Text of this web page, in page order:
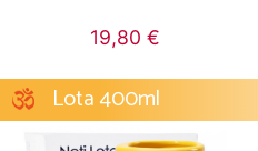
19,80 €
Lota 400ml